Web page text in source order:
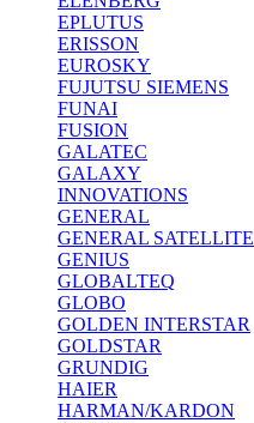
EPLUTUS
ERISSON
EUROSKY
FUJUTSU SIEMENS
FUNAI
FUSION
GALATEC
GALAXY
INNOVATIONS
GENERAL
GENERAL SATELLITE
GENIUS
GLOBALTEQ
GLOBO
GOLDEN INTERSTAR
GOLDSTAR
GRUNDIG
HAIER
HARMAN/KARDON